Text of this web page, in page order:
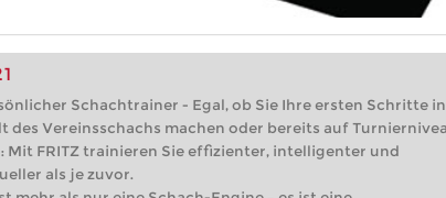
Schachtrainer - Egal, ob Sie Ihre ersten Schritte in
des Vereinsschachs machen oder bereits auf
Mit FRITZ trainieren Sie effizienter, intelligenter und
als je zuvor.